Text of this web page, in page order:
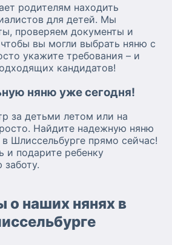
родителям находить
для детей. Мы
проверяем документы и
вы могли выбрать няню с
укажите требования – и
кандидатов!
няню уже сегодня!
за детьми летом или на
Найдите надежную няню
Шлиссельбурге прямо сейчас!
и подарите ребенку
о наших нянях в